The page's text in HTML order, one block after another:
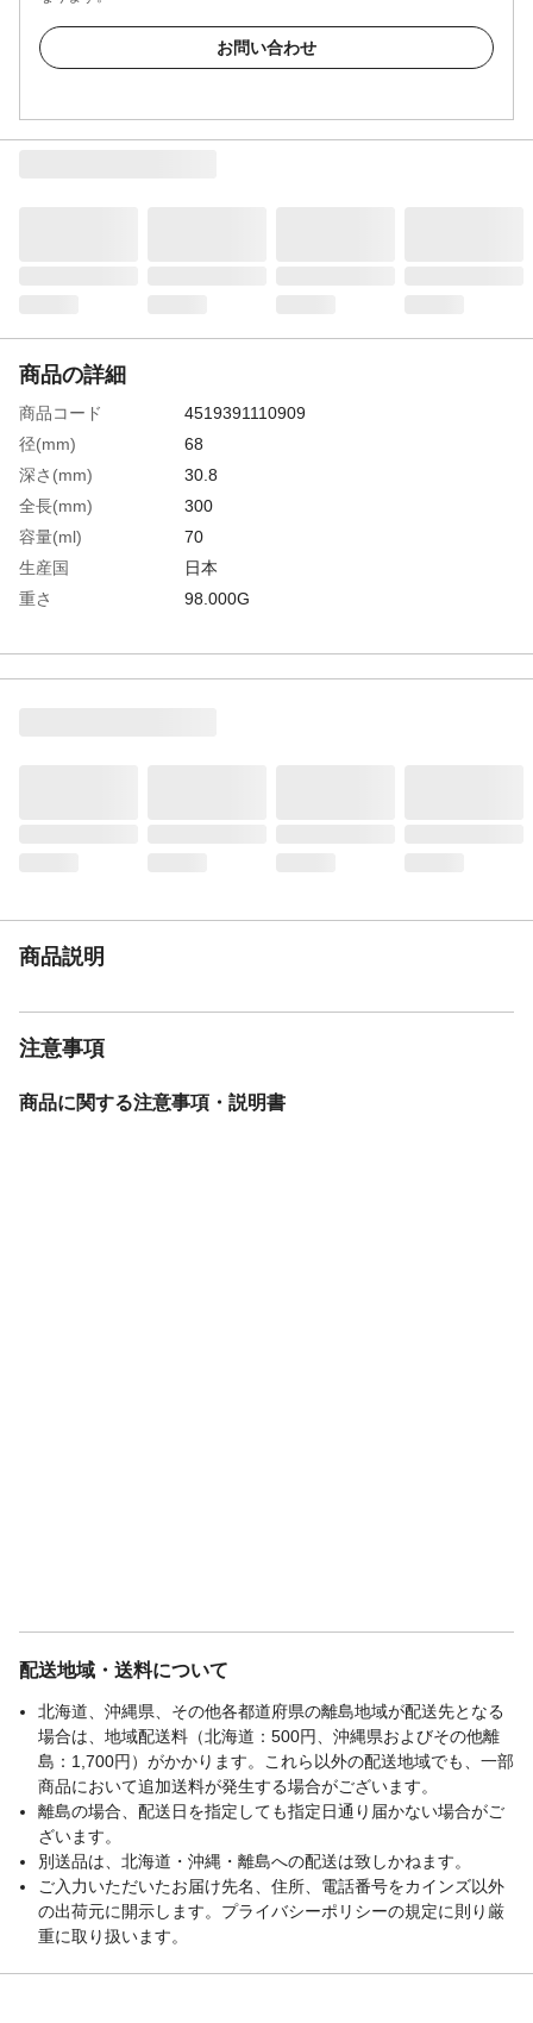
お問い合わせ
商品の詳細
商品コード
4519391110909
径(mm)
68
深さ(mm)
30.8
全長(mm)
300
容量(ml)
70
生産国
日本
重さ
98.000G
き付け塗装)
商品説明
注意事項
商品に関する注意事項・説明書
配送地域・送料について
北海道、沖縄県、その他各都道府県の離島地域が配送先となる
場合は、地域配送料（北海道：500円、沖縄県およびその他離
島：1,700円）がかかります。これら以外の配送地域でも、一部
商品において追加送料が発生する場合がございます。
離島の場合、配送日を指定しても指定日通り届かない場合がご
ざいます。
別送品は、北海道・沖縄・離島への配送は致しかねます。
ご入力いただいたお届け先名、住所、電話番号をカインズ以外
の出荷元に開示します。プライバシーポリシーの規定に則り厳
重に取り扱います。